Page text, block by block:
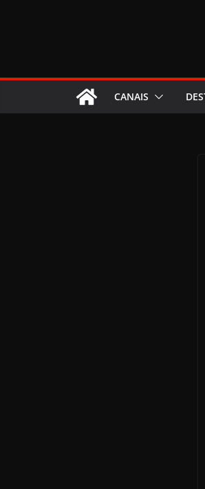
CANAIS